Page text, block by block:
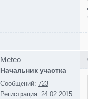
Meteo
Начальник участка
Сообщений: 723
Регистрация: 24.02.2015